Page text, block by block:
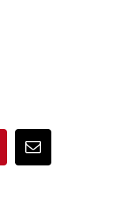
PinterestEmail